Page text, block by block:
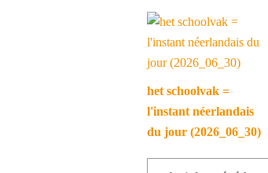
het schoolvak =
l'instant néerlandais
du jour (2026_06_30)